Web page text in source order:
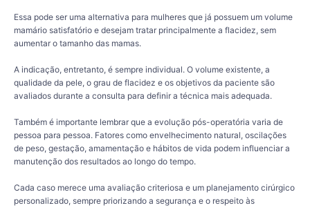
Essa pode ser uma alternativa para mulheres que já possuem um volume
mamário satisfatório e desejam tratar principalmente a flacidez, sem
aumentar o tamanho das mamas.
A indicação, entretanto, é sempre individual. O volume existente, a
qualidade da pele, o grau de flacidez e os objetivos da paciente são
avaliados durante a consulta para definir a técnica mais adequada.
Também é importante lembrar que a evolução pós-operatória varia de
pessoa para pessoa. Fatores como envelhecimento natural, oscilações
de peso, gestação, amamentação e hábitos de vida podem influenciar a
manutenção dos resultados ao longo do tempo.
Cada caso merece uma avaliação criteriosa e um planejamento cirúrgico
personalizado, sempre priorizando a segurança e o respeito às